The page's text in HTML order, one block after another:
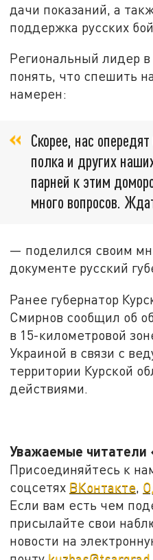
дачи показаний, а
поддержка русских
Региональный лидер
понять, что спешить
намерен:
Скорее, нас
полка и других
парней к этим
много вопросов.
— поделился своим
документе русский
Ранее губернатор
Смирнов сообщил об
в 15-километровой
Украиной в связи с
территории Курской
действиями.
Уважаемые читатели
Присоединяйтесь к
соцсетях ВКонтакте,
Если вам есть чем
присылайте свои
новости на